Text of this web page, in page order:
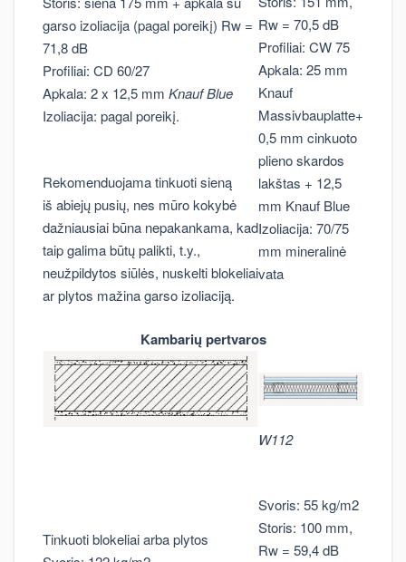
garso izoliacija (pagal poreikį) Rw =
71,8 dB
Profiliai: CD 60/27
Apkala: 2 x 12,5 mm Knauf Blue
Izoliacija: pagal poreikį.
Rekomenduojama tinkuoti sieną
iš abiejų pusių, nes mūro kokybė
dažniausiai būna nepakankama, kad
taip galima būtų palikti, t.y.,
neužpildytos siūlės, nuskelti blokeliai
ar plytos mažina garso izoliaciją.
Rw = 70,5 dB
Profiliai: CW 75
Apkala: 25 mm
Knauf
Massivbauplatte+
0,5 mm cinkuoto
plieno skardos
lakštas + 12,5
mm Knauf Blue
Izoliacija: 70/75
mm mineralinė
vata
Kambarių pertvaros
Tinkuoti blokeliai arba plytos
W112
Svoris: 55 kg/m2
Storis: 100 mm,
Rw = 59,4 dB